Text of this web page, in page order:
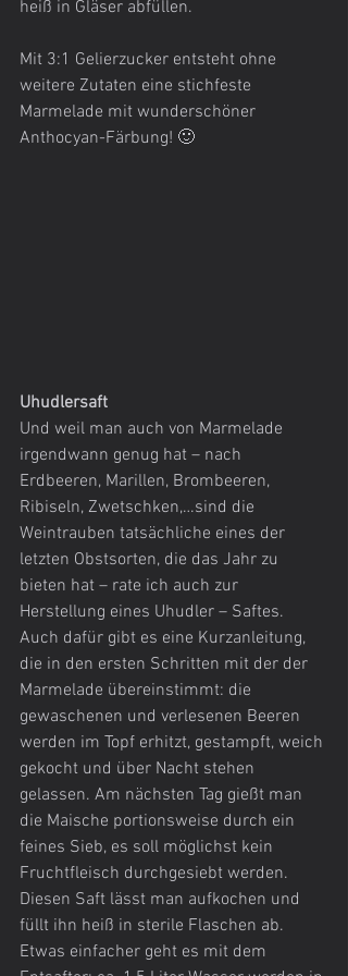
heiß in Gläser abfüllen.
Mit 3:1 Gelierzucker entsteht ohne
weitere Zutaten eine stichfeste
Marmelade mit wunderschöner
Anthocyan-Färbung! 🙂
Uhudlersaft
Und weil man auch von Marmelade
irgendwann genug hat – nach
Erdbeeren, Marillen, Brombeeren,
Ribiseln, Zwetschken,…sind die
Weintrauben tatsächliche eines der
letzten Obstsorten, die das Jahr zu
bieten hat – rate ich auch zur
Herstellung eines Uhudler – Saftes.
Auch dafür gibt es eine Kurzanleitung,
die in den ersten Schritten mit der der
Marmelade übereinstimmt: die
gewaschenen und verlesenen Beeren
werden im Topf erhitzt, gestampft, weich
gekocht und über Nacht stehen
gelassen. Am nächsten Tag gießt man
die Maische portionsweise durch ein
feines Sieb, es soll möglichst kein
Fruchtfleisch durchgesiebt werden.
Diesen Saft lässt man aufkochen und
füllt ihn heiß in sterile Flaschen ab.
Etwas einfacher geht es mit dem